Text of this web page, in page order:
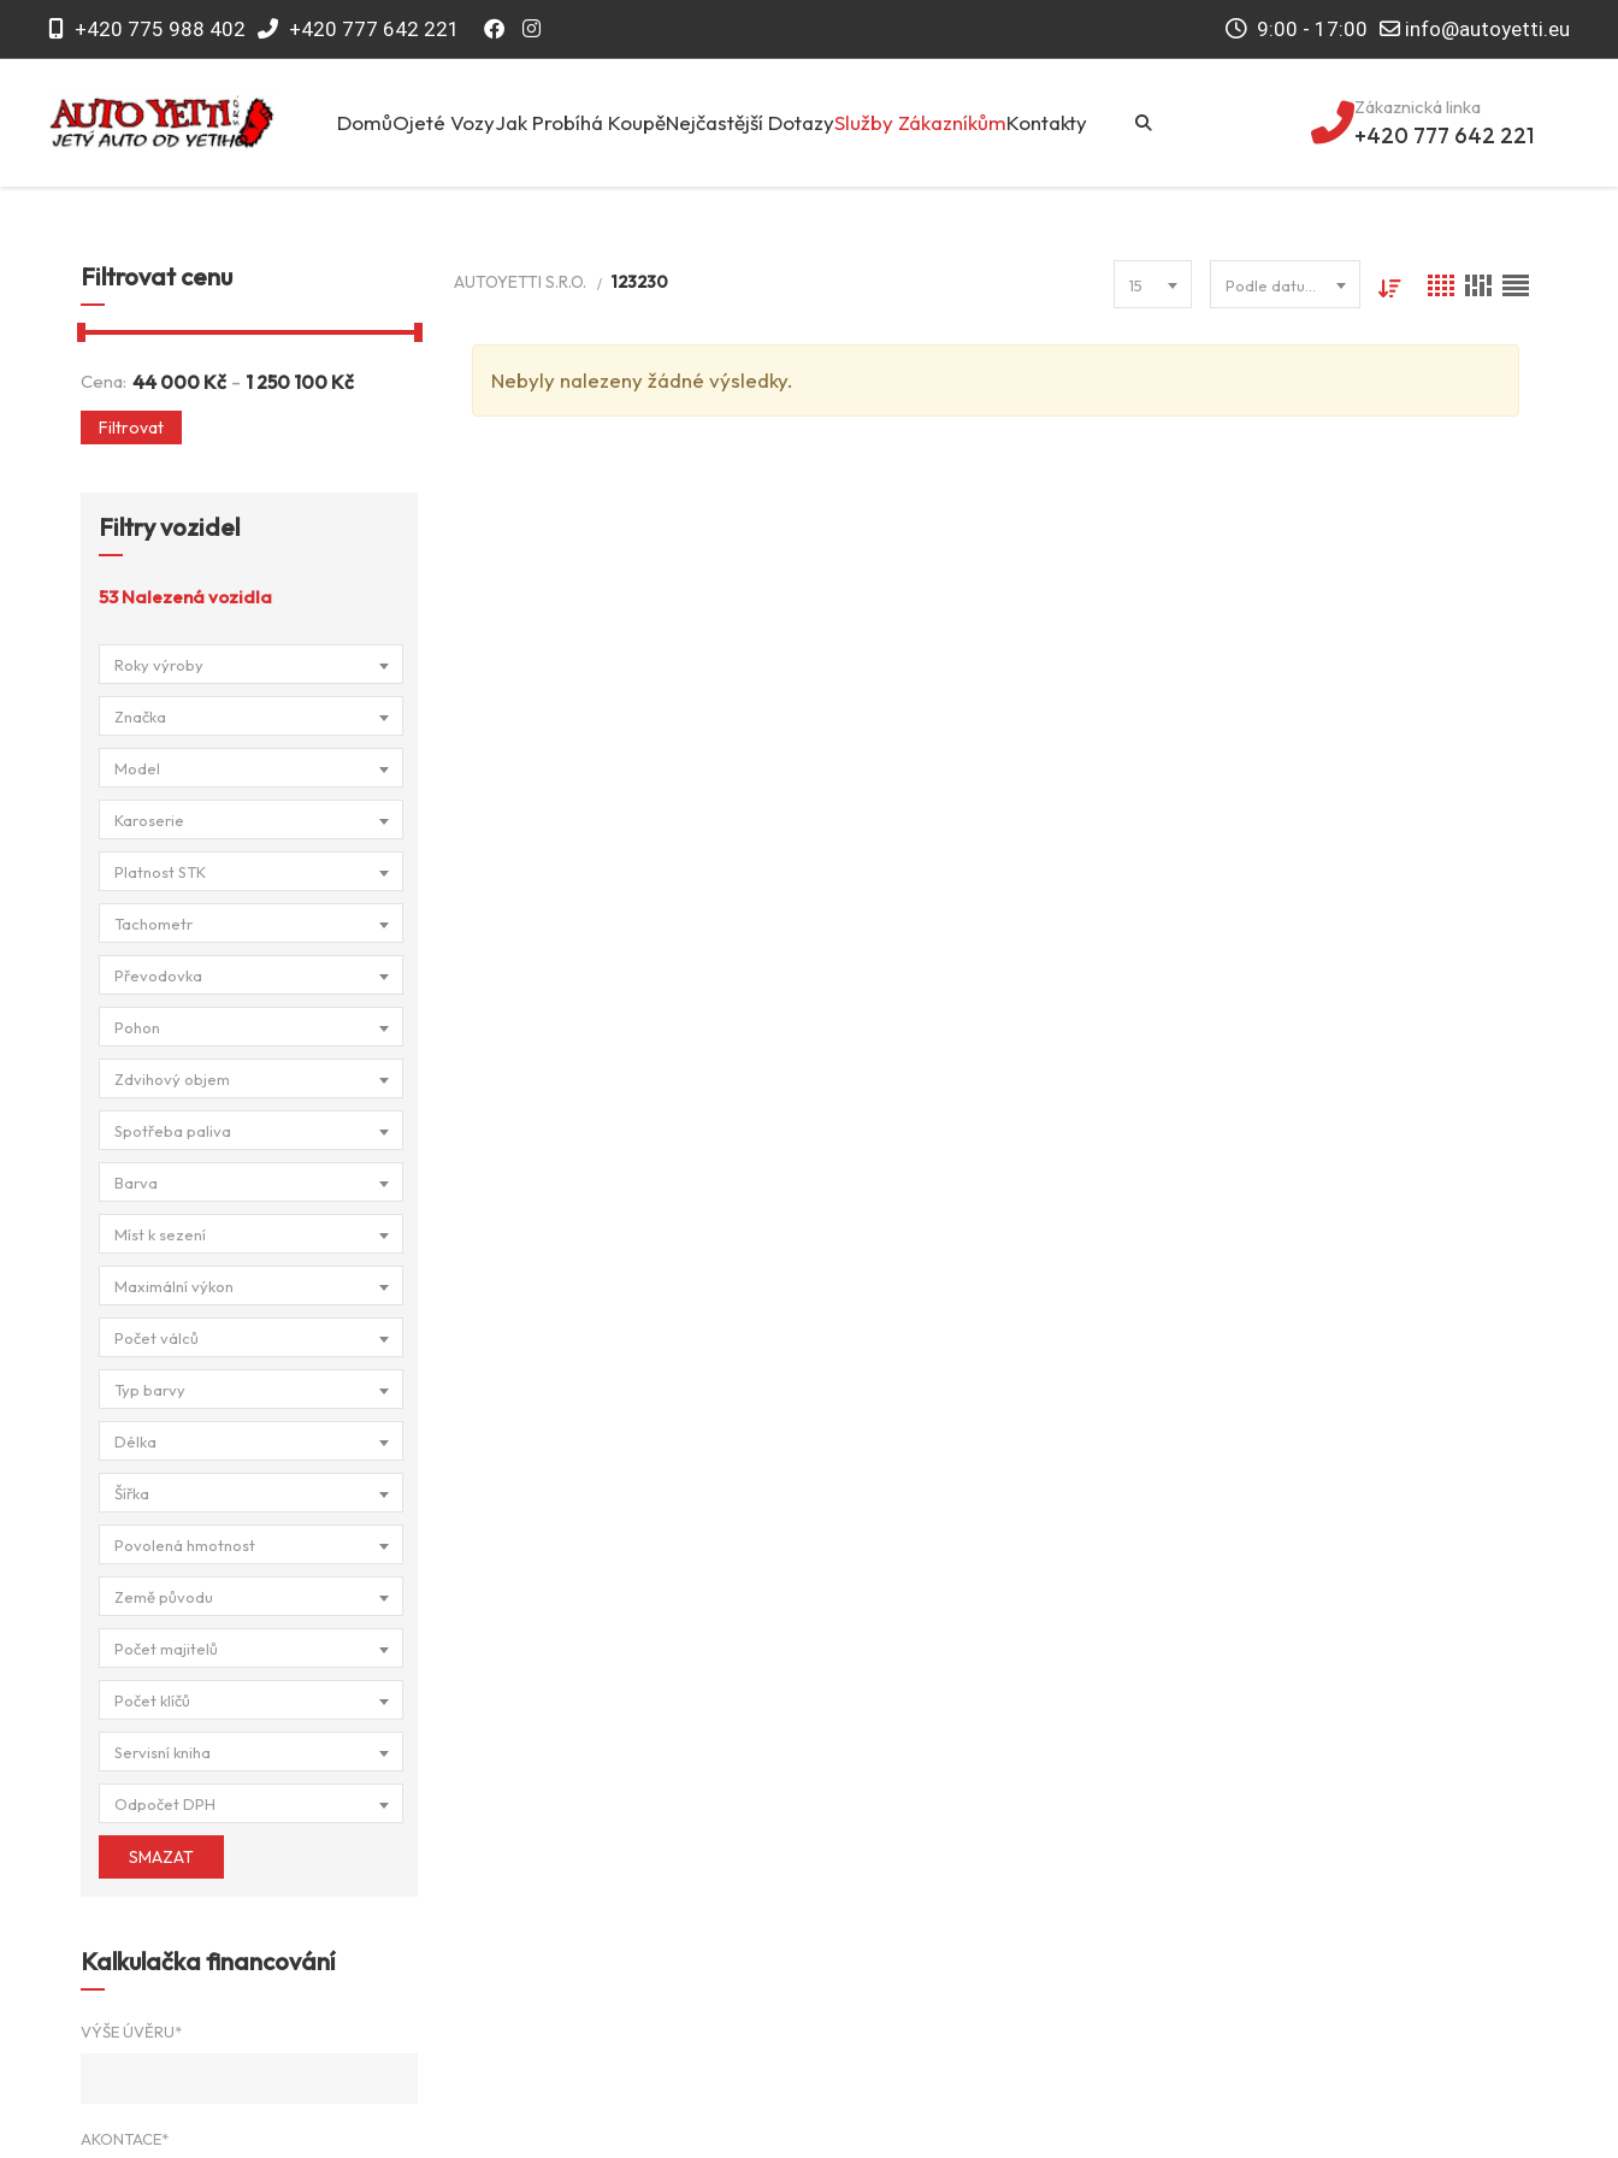
+420 775 988 402 +420 777 642 221 9:00 - 17:00 info@autoyetti.eu
DomůOjeté VozyJak Probíhá KoupěNejčastější DotazySlužby ZákazníkůmKontakty
Zákaznická linka
+420 777 642 221
Filtrovat cenu
Cena: 44 000 Kč - 1 250 100 Kč
Filtrovat
Filtry vozidel
53 Nalezená vozidla
Roky výroby
Značka
Model
Karoserie
Platnost STK
Tachometr
Převodovka
Pohon
Zdvihový objem
Spotřeba paliva
Barva
Míst k sezení
Maximální výkon
Počet válců
Typ barvy
Délka
Šířka
Povolená hmotnost
Země původu
Počet majitelů
Počet klíčů
Servisní kniha
Odpočet DPH
SMAZAT
Kalkulačka financování
VÝŠE ÚVĚRU*
AKONTACE*
AUTOYETTI S.R.O. 123230 15
Nebyly nalezeny žádné výsledky.